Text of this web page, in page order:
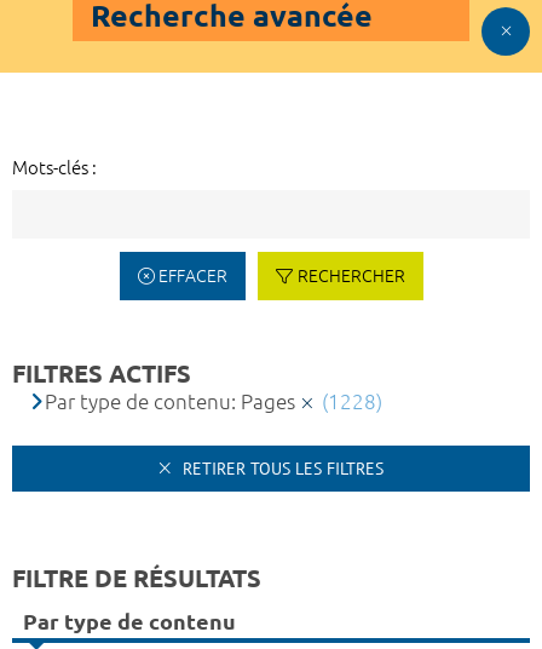
Recherche avancée
Mots-clés :
EFFACER RECHERCHER
FILTRES ACTIFS
Par type de contenu: Pages (1228)
RETIRER TOUS LES FILTRES
FILTRE DE RÉSULTATS
Par type de contenu